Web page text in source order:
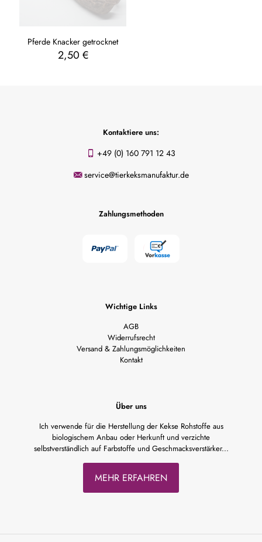
Pferde Knacker getrocknet
2,50 €
Kontaktiere uns:
+49 (0) 160 791 12 43
service@tierkeksmanufaktur.de
Zahlungsmethoden
Wichtige Links
AGB
Widerrufsrecht
Versand & Zahlungsmöglichkeiten
Kontakt
Über uns
Ich verwende für die Herstellung der Kekse Rohstoffe aus
biologischem Anbau oder Herkunft und verzichte
selbstverständlich auf Farbstoffe und Geschmacksverstärker...
MEHR ERFAHREN